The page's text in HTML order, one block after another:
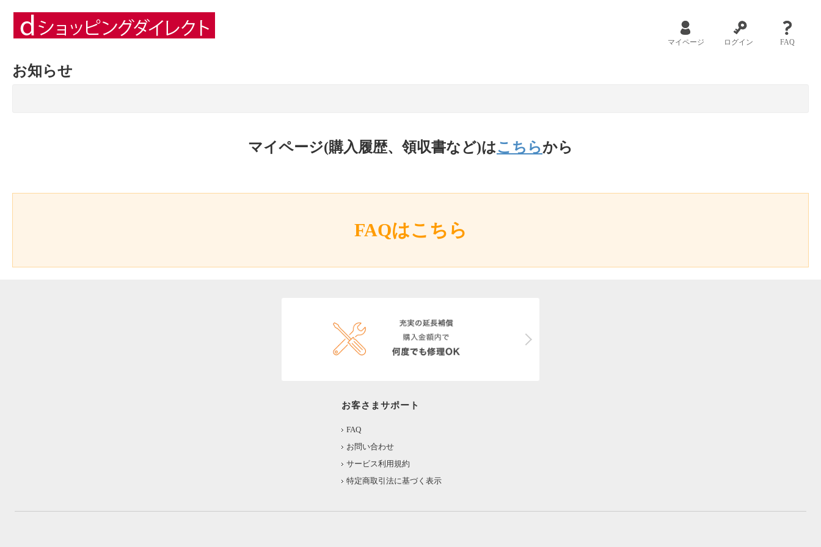
マイページ ログイン FAQ
お知らせ
マイページ(購入履歴、領収書など)はこちらから
FAQはこちら
お客さまサポート
FAQ
お問い合わせ
サービス利用規約
特定商取引法に基づく表示